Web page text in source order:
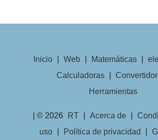
Inicio Web Matemáticas
Calculadoras
Herramientas
| © 2026 RT Acerca de
uso
Política de privacidad